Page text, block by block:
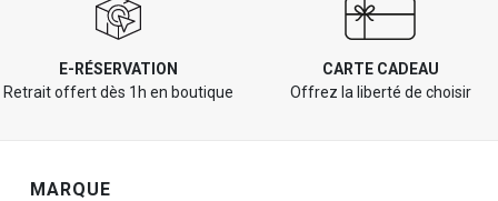
E-RÉSERVATION
Retrait offert dès 1h en boutique
CARTE CADEAU
Offrez la liberté de choisir
Navigation de pied de page
MARQUE